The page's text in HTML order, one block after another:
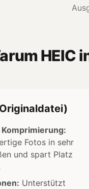
HEIC
Fotos in sehr
und spart Platz
Unterstützt